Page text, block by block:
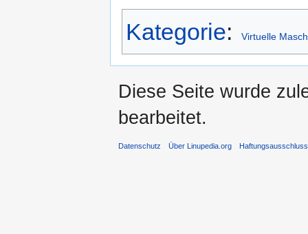
Kategorie: Virtuelle
Diese Seite wurde
bearbeitet.
Datenschutz Über Linupedia.org Haftungsausschluss